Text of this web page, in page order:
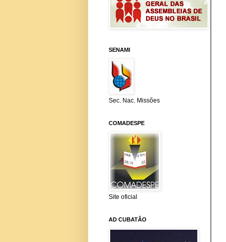
SENAMI
Sec. Nac. Missões
COMADESPE
Site oficial
AD CUBATÃO